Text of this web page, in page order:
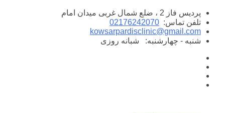
پرش
محتوا
پردیس فاز 2 ، ضلع شمال غربی میدان امام
تلفن تماس: 02176242070
kowsarpardisclinic@gmail.com
شنبه - چهارشنبه:
شبانه روزی